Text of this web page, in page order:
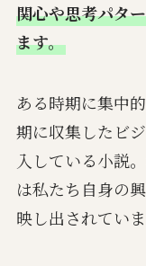
関心や思考パタ
ます。
ある時期に集中
期に収集したビ
入している小説
は私たち自身の
映し出されていま